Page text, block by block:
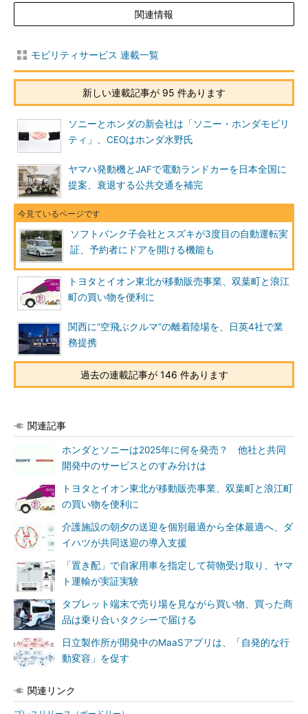
関連情報
モビリティサービス 連載一覧
新しい連載記事が 95 件あります
ソニーとホンダの新会社は「ソニー・ホンダモビリ
ティ」、CEOはホンダ水野氏
ヤマハ発動機とJAFで電動ランドカーを日本全国に
提案、衰退する公共交通を補完
ソフトバンク子会社とスズキが3度目の自動運転実
証、予約者にドアを開ける機能も
トヨタとイオン東北が移動販売事業、双葉町と浪江
町の買い物を便利に
関西に“空飛ぶクルマ”の離着陸場を、日英4社で業
務提携
過去の連載記事が 146 件あります
関連記事
ホンダとソニーは2025年に何を発売？ 他社と共同
開発中のサービスとのすみ分けは
トヨタとイオン東北が移動販売事業、双葉町と浪江町
の買い物を便利に
介護施設の朝夕の送迎を個別最適から全体最適へ、ダ
イハツが共同送迎の導入支援
「置き配」で自家用車を指定して荷物受け取り、ヤマ
ト運輸が実証実験
タブレット端末で売り場を見ながら買い物、買った商
品は乗り合いタクシーで届ける
日立製作所が開発中のMaaSアプリは、「自発的な行
動変容」を促す
関連リンク